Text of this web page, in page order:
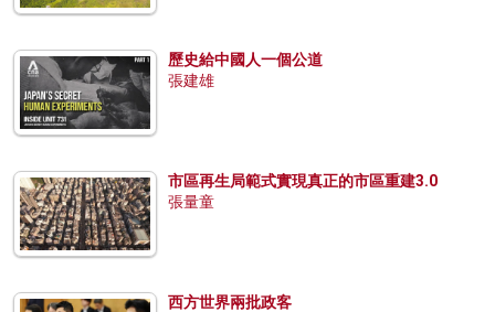
歷史給中國人一個公道
張建雄
市區再生局範式實現真正的市區重建3.0
張量童
西方世界兩批政客